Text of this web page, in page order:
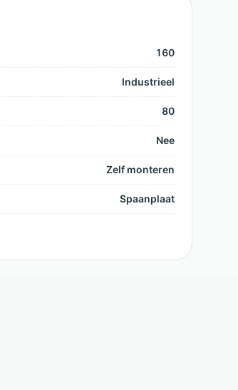
160
Industrieel
80
Nee
Zelf monteren
Spaanplaat